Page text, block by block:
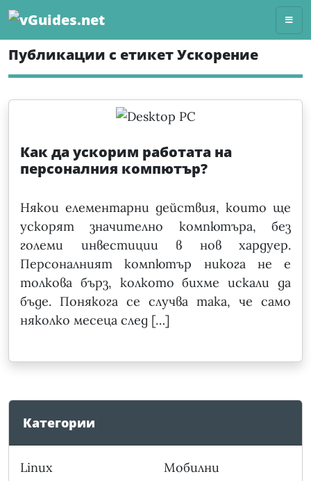
Skip
content
Публикации с етикет Ускорение
Как да ускорим работата на
персоналния компютър?
Някои елементарни действия, които ще
ускорят значително компютъра, без
големи инвестиции в нов хардуер.
Персоналният компютър никога не е
толкова бърз, колкото бихме искали да
бъде. Понякога се случва така, че само
няколко месеца след […]
Категории
Linux
Мобилни